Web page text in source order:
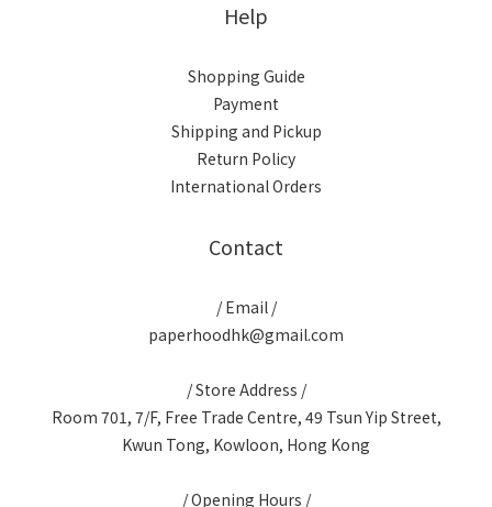
Help
Shopping Guide
Payment
Shipping and Pickup
Return Policy
International Orders
Contact
/ Email /
paperhoodhk@gmail.com
/ Store Address /
Room 701, 7/F, Free Trade Centre, 49 Tsun Yip Street,
Kwun Tong, Kowloon, Hong Kong
/ Opening Hours /